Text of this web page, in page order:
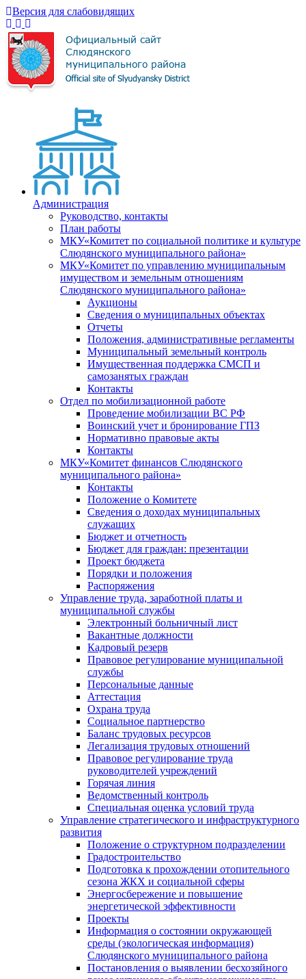
Версия для слабовидящих
Администрация
Руководство, контакты
План работы
МКУ«Комитет по социальной политике и культуре
Слюдянского муниципального района»
МКУ«Комитет по управлению муниципальным
имуществом и земельным отношениям
Слюдянского муниципального района»
Аукционы
Сведения о муниципальных объектах
Отчеты
Положения, административные регламенты
Муниципальный земельный контроль
Имущественная поддержка СМСП и
самозанятых граждан
Контакты
Отдел по мобилизационной работе
Проведение мобилизации ВС РФ
Воинский учет и бронирование ГПЗ
Нормативно правовые акты
Контакты
МКУ«Комитет финансов Слюдянского
муниципального района»
Контакты
Положение о Комитете
Сведения о доходах муниципальных
служащих
Бюджет и отчетность
Бюджет для граждан: презентации
Проект бюджета
Порядки и положения
Распоряжения
Управление труда, заработной платы и
муниципальной службы
Электронный больничный лист
Вакантные должности
Кадровый резерв
Правовое регулирование муниципальной
службы
Персональные данные
Аттестация
Охрана труда
Социальное партнерство
Баланс трудовых ресурсов
Легализация трудовых отношений
Правовое регулирование труда
руководителей учреждений
Горячая линия
Ведомственный контроль
Специальная оценка условий труда
Управление стратегического и инфраструктурного
развития
Положение о структурном подразделении
Градостроительство
Подготовка к прохождении отопительного
сезона ЖКХ и социальной сферы
Энергосбережение и повышение
энергетической эффективности
Проекты
Информация о состоянии окружающей
среды (экологическая информация)
Слюдянского муниципального района
Постановления о выявлении бесхозяйного